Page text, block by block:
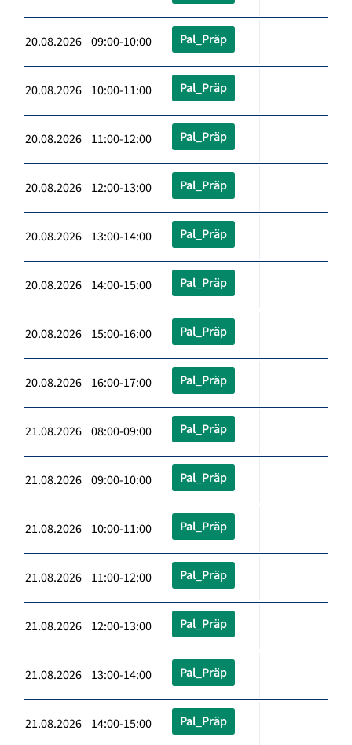
20.08.2026 09:00-10:00 Pal_Präp
20.08.2026 10:00-11:00 Pal_Präp
20.08.2026 11:00-12:00 Pal_Präp
20.08.2026 12:00-13:00 Pal_Präp
20.08.2026 13:00-14:00 Pal_Präp
20.08.2026 14:00-15:00 Pal_Präp
20.08.2026 15:00-16:00 Pal_Präp
20.08.2026 16:00-17:00 Pal_Präp
21.08.2026 08:00-09:00 Pal_Präp
21.08.2026 09:00-10:00 Pal_Präp
21.08.2026 10:00-11:00 Pal_Präp
21.08.2026 11:00-12:00 Pal_Präp
21.08.2026 12:00-13:00 Pal_Präp
21.08.2026 13:00-14:00 Pal_Präp
21.08.2026 14:00-15:00 Pal_Präp